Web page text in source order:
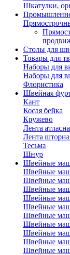
Шкатулки,
Столы для
Товары для
Наборы для
Наборы для
Флористика
Швейная
Кант
Косая бейка
Кружево
Лента
Лента
Тесьма
Шнур
Швейные
Швейные
Швейные
Швейные
Швейные
Швейные
Швейные
Швейные
Швейные
Швейные
Швейные